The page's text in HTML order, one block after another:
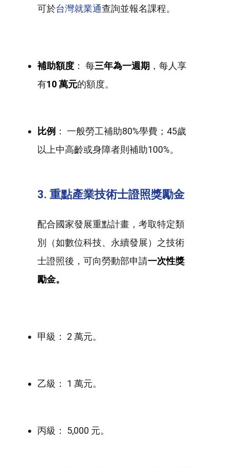
可於台灣就業通查詢並報名課程。
補助額度： 每三年為一週期 ，每人享
有10 萬元的額度。
比例 ： 一般勞工補助80%學費；45歲
以上中高齡或身障者則補助100%。
3. 重點產業技術士證照獎勵金
配合國家發展重點計畫，考取特定類
別（如數位科技、永續發展）之技術
士證照後，可向勞動部申請一次性獎
勵金。
甲級： 2 萬元。
乙級： 1 萬元。
丙級： 5,000 元。